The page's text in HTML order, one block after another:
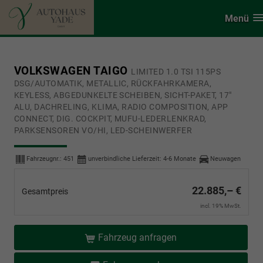
Menü
VOLKSWAGEN TAIGO LIMITED 1.0 TSI 115PS
DSG/AUTOMATIK, METALLIC, RÜCKFAHRKAMERA,
KEYLESS, ABGEDUNKELTE SCHEIBEN, SICHT-PAKET, 17"
ALU, DACHRELING, KLIMA, RADIO COMPOSITION, APP
CONNECT, DIG. COCKPIT, MUFU-LEDERLENKRAD,
PARKSENSOREN VO/HI, LED-SCHEINWERFER
Fahrzeugnr.: 451 unverbindliche Lieferzeit: 4-6 Monate Neuwagen
Gesamtpreis 22.885,– €
incl. 19% MwSt.
Fahrzeug anfragen